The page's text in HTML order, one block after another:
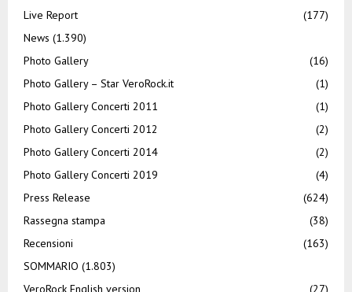
Live Report
(177)
News (1.390)
Photo Gallery
(16)
Photo Gallery – Star VeroRock.it
(1)
Photo Gallery Concerti 2011
(1)
Photo Gallery Concerti 2012
(2)
Photo Gallery Concerti 2014
(2)
Photo Gallery Concerti 2019
(4)
Press Release
(624)
Rassegna stampa
(38)
Recensioni
(163)
SOMMARIO (1.803)
VeroRock English version
(27)